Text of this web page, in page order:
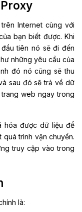
Internet cùng với
bạn biết được. Khi
tiên nó sẽ đi đến
những yêu cầu của
đó nó cũng sẽ thu
sau đó sẽ trả về dữ
web ngay trong
hóa được dữ liệu để
trình vận chuyển.
truy cập vào trong
là: